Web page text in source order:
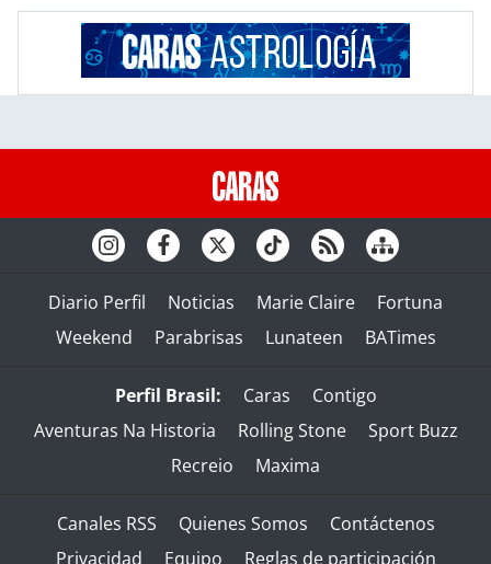
Diario Perfil Noticias Marie Claire
Fortuna
Weekend
Parabrisas Lunateen BATimes
Perfil Brasil: Caras
Contigo
Aventuras Na Historia
Rolling Stone
Sport Buzz
Recreio
Maxima
Canales RSS Quienes Somos
Contáctenos
Privacidad
Equipo Reglas de participación